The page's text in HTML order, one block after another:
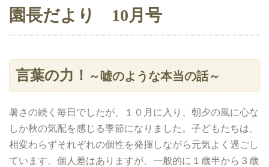
園長だより 10月号
言葉の力！～嘘のような本当の話～
暑さの続く毎日でしたが、１０月に入り、朝夕の風に心な
しか秋の気配を感じる季節になりました。子どもたちは、
相変わらずそれぞれの個性を発揮しながら元気よく過ごし
ています。個人差はありますが、一般的に１歳半から３歳